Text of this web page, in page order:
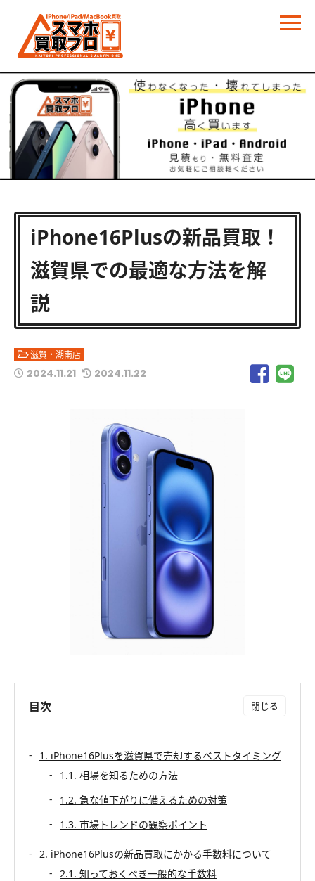
iPhone16Plusの新品買取！
滋賀県での最適な方法を解
説
滋賀・湖南店
2024.11.21 2024.11.22
目次
1. iPhone16Plusを滋賀県で売却するベストタイミング
1.1. 相場を知るための方法
1.2. 急な値下がりに備えるための対策
1.3. 市場トレンドの観察ポイント
2. iPhone16Plusの新品買取にかかる手数料について
2.1. 知っておくべき一般的な手数料